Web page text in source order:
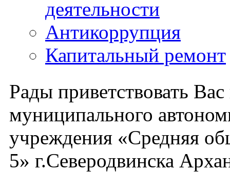
деятельности
Антикоррупция
Капитальный ремонт
Рады приветствовать
муниципального
учреждения «Средняя
5» г.Северодвинска